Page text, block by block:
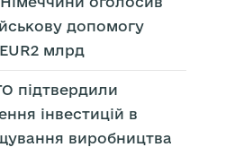
допомогу
млрд
підтвердили
інвестицій в
виробництва